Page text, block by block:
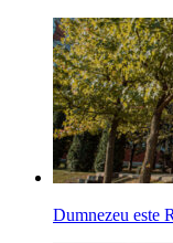
Dumnezeu este